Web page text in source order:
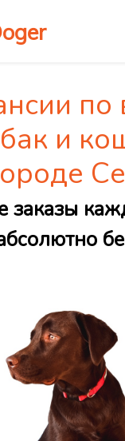
по
и
заказы